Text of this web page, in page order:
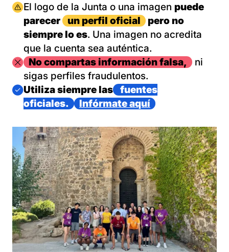
Imagen
El logo de la Junta o una imagen puede
parecer
un perfil oficial
pero no
siempre lo es. Una imagen no acredita
que la cuenta sea auténtica.
ImagenNo compartas información falsa,
ni
sigas perfiles fraudulentos.
Imagen
Utiliza siempre las
fuentes
oficiales.
Infórmate aquí